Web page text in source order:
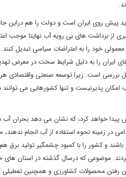
پیش روی ایران است و دولت را هم دراین
از برداشت های بی رویه آب نهایتا موجب
خود را به اعتراضات سیاسی تبدیل
را به دلیل شرایط سخت در معرض
بررسی است. زیرا توسعه صنعتی واقتصادی
امکان پذیرنیست و تنها کشورهایی می
سال 2045 تقاضای آب در منطقه خاورمیانه 60 درصد افزایش پیدا خواهد کرد، که
زمینه نحوه استفاده از آب انجام ندهند،
و کشور را با کمبود چشمگیر تولید برق
موضوعی که درسال گذشته در استان
رفتن محصولات کشاورزی و همچنین